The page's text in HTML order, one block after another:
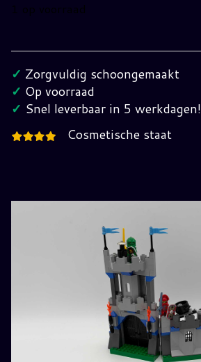
1 op voorraad
set
8799
jaren
2000
✓ Zorgvuldig schoongemaakt
✓ Op voorraad
✓ Snel leverbaar in 5 werkdagen!
Cosmetische staat